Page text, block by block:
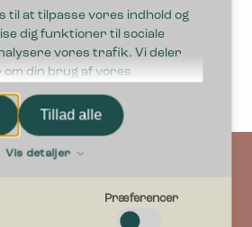
til at tilpasse vores indhold og
dig funktioner til sociale
vores trafik. Vi deler
om din brug af vores
vores partnere inden for sociale
og
Vores partnere kan kombinere
oplysninger, du har givet
Tillad alle
Vis detaljer
Præferencer
Affaldssortering 2×45
indkast Antracit
Antracit
kr.
moms